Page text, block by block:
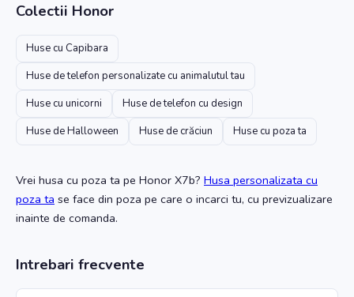
Colectii Honor
Huse cu Capibara
Huse de telefon personalizate cu animalutul tau
Huse cu unicorni
Huse de telefon cu design
Huse de Halloween
Huse de crăciun Huse cu poza ta
Vrei husa cu poza ta pe Honor X7b? Husa personalizata cu
poza ta se face din poza pe care o incarci tu, cu previzualizare
inainte de comanda.
Intrebari frecvente